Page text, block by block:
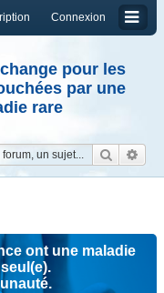
Connexion
pour les
par une
rare
ont une maladie